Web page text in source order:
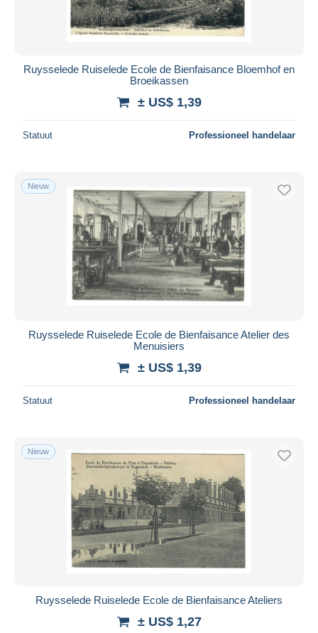
Ruysselede Ruiselede Ecole de Bienfaisance Bloemhof en
Broeikassen
± US$ 1,39
Statuut Professioneel handelaar
Nieuw
Ruysselede Ruiselede Ecole de Bienfaisance Atelier des
Menuisiers
± US$ 1,39
Statuut Professioneel handelaar
Nieuw
Ruysselede Ruiselede Ecole de Bienfaisance Ateliers
± US$ 1,27